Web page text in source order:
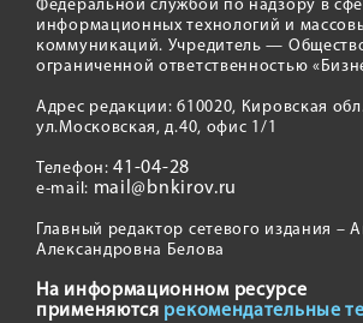
Федеральной службой по надзору в
информационных технологий и
коммуникаций. Учредитель —
ограниченной ответственностью
Адрес редакции: 610020, Кировская
ул.Московская, д.40, офис 1/1
Телефон:41-04-28
e-mail: mail@bnkirov.ru
Главный редактор сетевого издания –
Александровна Белова
На информационном ресурсе
применяются рекомендательные